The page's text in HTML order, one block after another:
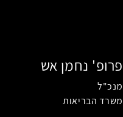
פרופ' נחמן אש
מנכ"ל
משרד הבריאות